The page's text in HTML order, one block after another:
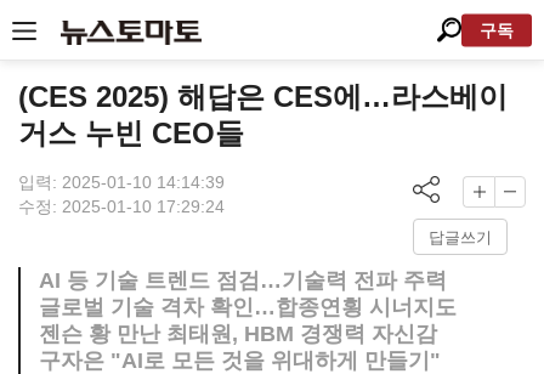
구독
(CES 2025) 해답은 CES에…라스베이
거스 누빈 CEO들
입력: 2025-01-10 14:14:39
수정: 2025-01-10 17:29:24
답글쓰기
AI 등 기술 트렌드 점검…기술력 전파 주력
글로벌 기술 격차 확인…합종연횡 시너지도
젠슨 황 만난 최태원, HBM 경쟁력 자신감
구자은 "AI로 모든 것을 위대하게 만들기"